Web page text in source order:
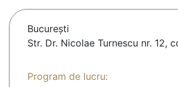
Bucureşti
Str. Dr. Nicolae Turnescu nr. 12,
Program de lucru: